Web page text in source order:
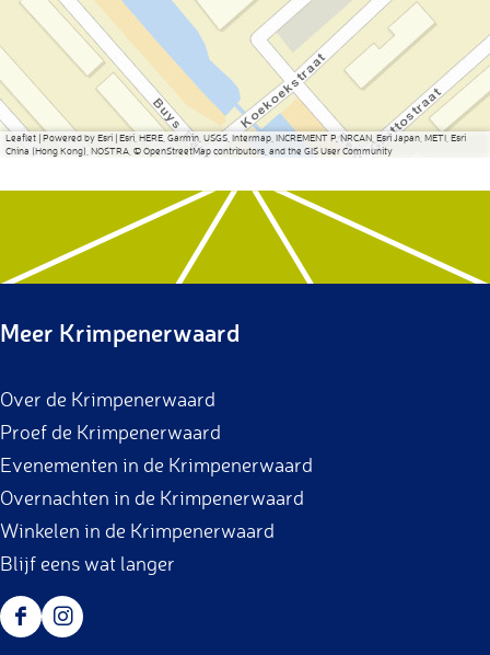
Leaflet |Powered by Esri | Esri, HERE, Garmin, USGS, Intermap, INCREMENT P, NRCAN, Esri Japan, METI, Esri
China (Hong Kong), NOSTRA, © OpenStreetMap contributors, and the GIS User Community
Meer Krimpenerwaard
Over de Krimpenerwaard
Proef de Krimpenerwaard
Evenementen in de Krimpenerwaard
Overnachten in de Krimpenerwaard
Winkelen in de Krimpenerwaard
Blijf eens wat langer
F
I